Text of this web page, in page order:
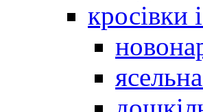
кросівки